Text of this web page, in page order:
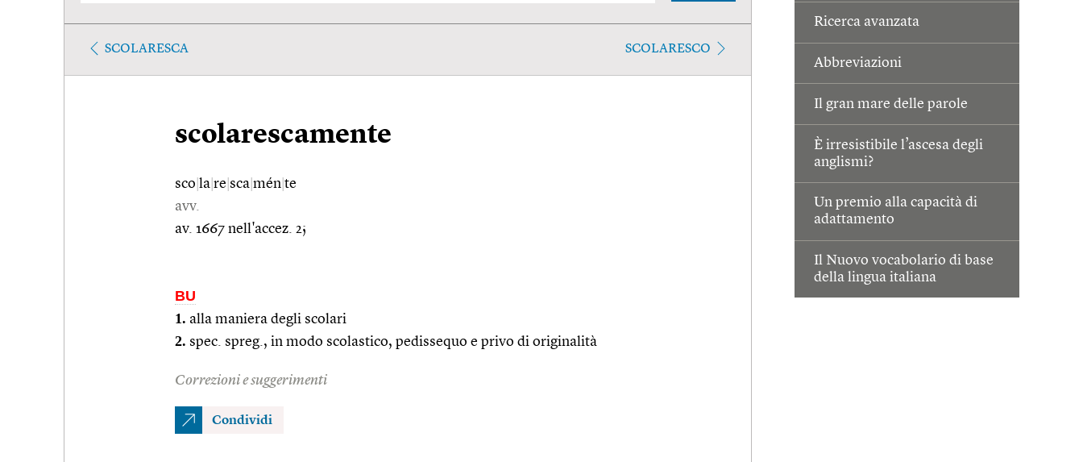
Ricerca avanzata
Abbreviazioni
Il gran mare delle parole
È irresistibile l’ascesa degli
anglismi?
Un premio alla capacità di
adattamento
Il Nuovo vocabolario di base
della lingua italiana
SCOLARESCA SCOLARESCO
scolarescamente
sco la re sca mén te
avv.
av. 1667 nell'accez. 2;
BU
1. alla maniera degli scolari
2. spec. spreg., in modo scolastico, pedissequo e privo di originalità
Correzioni e suggerimenti
Condividi